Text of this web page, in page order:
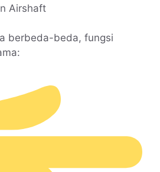
Airshaft
berbeda-beda, fungsi